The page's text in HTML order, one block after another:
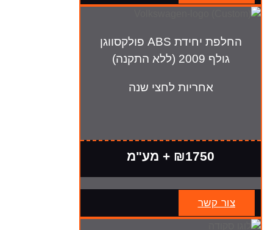
החלפת יחידת ABS פולקסווגן
גולף 2009 (ללא התקנה)
אחריות לחצי שנה
₪1750 + מע"מ
צור קשר